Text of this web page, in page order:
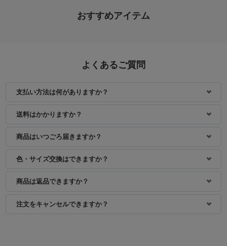
おすすめアイテム
よくあるご質問
支払い方法は何がありますか？
送料はかかりますか？
商品はいつごろ届きますか？
色・サイズ交換はできますか？
商品は返品できますか？
注文をキャンセルできますか？